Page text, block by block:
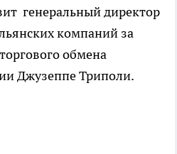
генеральный директор
компаний за
обмена
Джузеппе Триполи.